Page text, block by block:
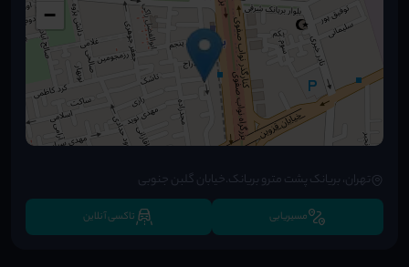
−
تهران، بریانک پشت مترو بریانک.خیابان گلبن جنوبی
مسیریابی تاکسی آنلاین